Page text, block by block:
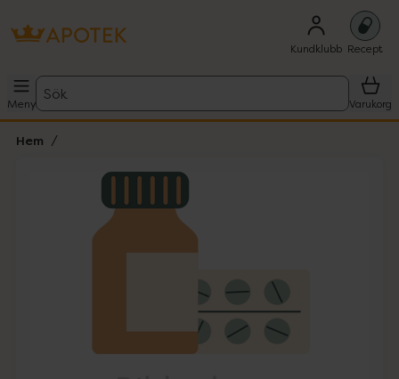
Kundklubb Recept
Meny
Sök
Varukorg
Hem
Lista: . Innehåller 1 objekt.